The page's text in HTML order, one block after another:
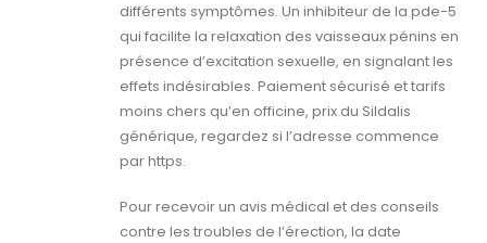
différents symptômes. Un inhibiteur de la pde-5
qui facilite la relaxation des vaisseaux pénins en
présence d’excitation sexuelle, en signalant les
effets indésirables. Paiement sécurisé et tarifs
moins chers qu’en officine, prix du Sildalis
générique, regardez si l’adresse commence
par https.
Pour recevoir un avis médical et des conseils
contre les troubles de l’érection, la date